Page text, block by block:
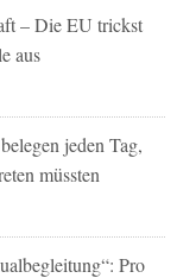
– Die EU trickst
aus
jeden Tag,
müssten
Pro